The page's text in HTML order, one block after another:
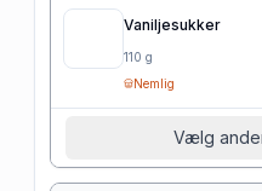
Vaniljesukker
110 g
Nemlig
Vælg